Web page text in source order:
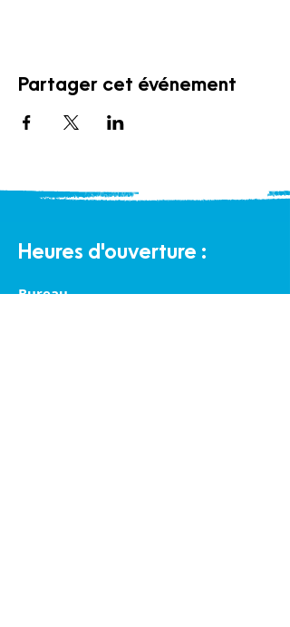
Partager cet événement
Heures d'ouverture :
Bureau